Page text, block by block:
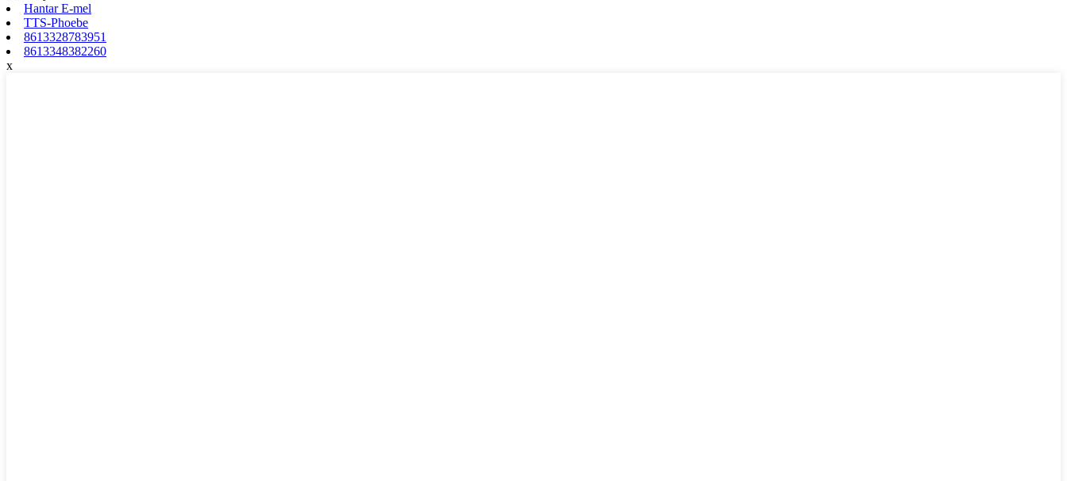
Hantar E-mel
TTS-Phoebe
8613328783951
8613348382260
x